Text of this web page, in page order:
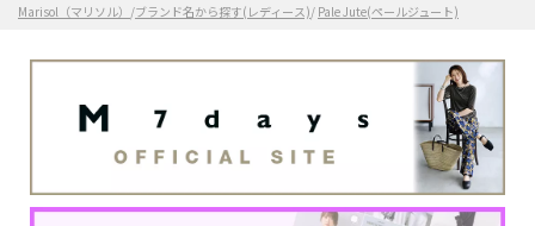
Marisol（マリソル） /ブランド名から探す(レディース)/ Pale Jute(ペールジュート)